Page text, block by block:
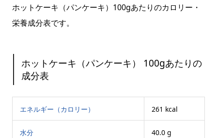
ホットケーキ（パンケーキ）100gあたりのカロリー・
栄養成分表です。
ホットケーキ（パンケーキ） 100gあたりの
成分表
エネルギー（カロリー） 261 kcal
水分 40.0 g